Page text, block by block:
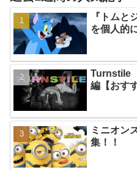
『トムと
を個人的
Turnstile
編【おす
ミニオン
集！！